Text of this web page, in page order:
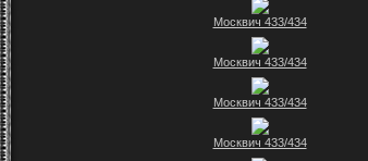
Москвич 433/434
Москвич 433/434
Москвич 433/434
Москвич 433/434